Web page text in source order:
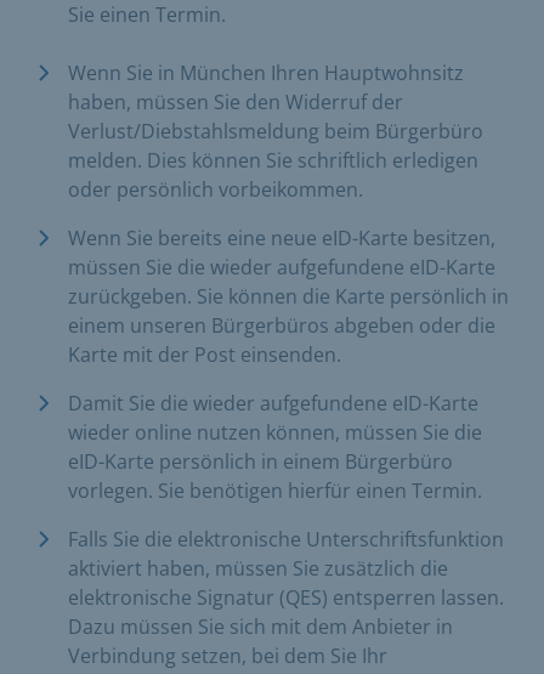
Sie einen Termin.
Wenn Sie in München Ihren Hauptwohnsitz
haben, müssen Sie den Widerruf der
Verlust/Diebstahlsmeldung beim Bürgerbüro
melden. Dies können Sie schriftlich erledigen
oder persönlich vorbeikommen.
Wenn Sie bereits eine neue eID-Karte besitzen,
müssen Sie die wieder aufgefundene eID-Karte
zurückgeben. Sie können die Karte persönlich in
einem unseren Bürgerbüros abgeben oder die
Karte mit der Post einsenden.
Damit Sie die wieder aufgefundene eID-Karte
wieder online nutzen können, müssen Sie die
eID-Karte persönlich in einem Bürgerbüro
vorlegen. Sie benötigen hierfür einen Termin.
Falls Sie die elektronische Unterschriftsfunktion
aktiviert haben, müssen Sie zusätzlich die
elektronische Signatur (QES) entsperren lassen.
Dazu müssen Sie sich mit dem Anbieter in
Verbindung setzen, bei dem Sie Ihr